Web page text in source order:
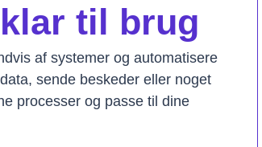
til brug
af systemer og automatisere
sende beskeder eller noget
processer og passe til dine